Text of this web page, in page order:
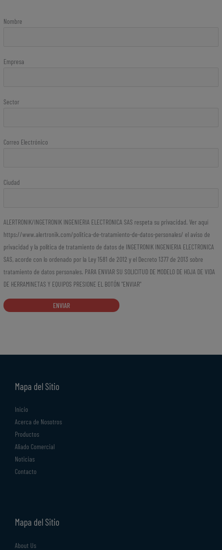
Nombre
Empresa
Sector
Correo Electrónico
Ciudad
ALERTRONIK/INGETRONIK INGENIERIA ELECTRONICA SAS respeta su privacidad. Ver aquí
https://www.alertronik.com/politica-de-tratamiento-de-datos-personales/ el aviso de
privacidad y la política de tratamiento de datos de INGETRONIK INGENIERIA ELECTRONICA
SAS, acorde con lo ordenado por la Ley 1581 de 2012 y el Decreto 1377 de 2013 sobre
tratamiento de datos personales. PARA ENVIAR SU SOLICITUD DE MODELO DE HOJA DE VIDA
DE HERRAMINETAS Y EQUIPOS PRESIONE EL BOTÓN "ENVIAR"
Mapa del Sitio
Inicio
Acerca de Nosotros
Productos
Aliado Comercial
Noticias
Contacto
Mapa del Sitio
About Us